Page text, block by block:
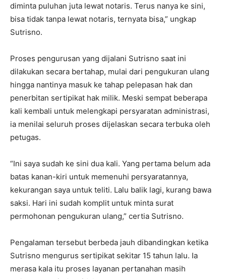
diminta puluhan juta lewat notaris. Terus nanya ke sini,
bisa tidak tanpa lewat notaris, ternyata bisa,” ungkap
Sutrisno.
‎Proses pengurusan yang dijalani Sutrisno saat ini
dilakukan secara bertahap, mulai dari pengukuran ulang
hingga nantinya masuk ke tahap pelepasan hak dan
penerbitan sertipikat hak milik. Meski sempat beberapa
kali kembali untuk melengkapi persyaratan administrasi,
ia menilai seluruh proses dijelaskan secara terbuka oleh
petugas.
‎“Ini saya sudah ke sini dua kali. Yang pertama belum ada
batas kanan-kiri untuk memenuhi persyaratannya,
kekurangan saya untuk teliti. Lalu balik lagi, kurang bawa
saksi. Hari ini sudah komplit untuk minta surat
permohonan pengukuran ulang,” certia Sutrisno.
‎Pengalaman tersebut berbeda jauh dibandingkan ketika
Sutrisno mengurus sertipikat sekitar 15 tahun lalu. Ia
merasa kala itu proses layanan pertanahan masih